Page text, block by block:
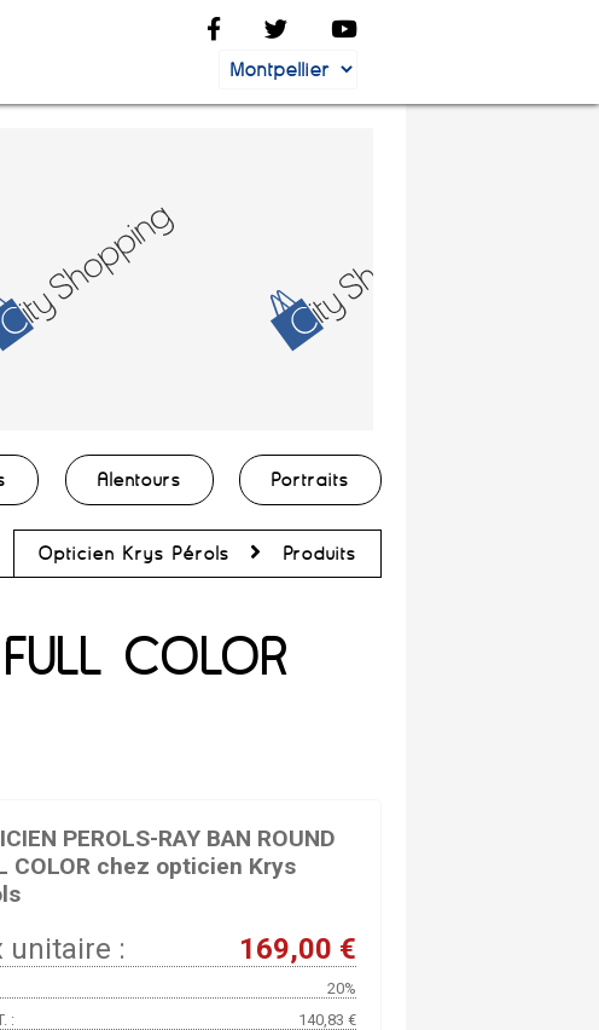
Alentours Portraits
Opticien Krys Pérols Produits
COLOR
PEROLS-RAY BAN ROUND
COLOR chez opticien Krys
unitaire : 169,00 €
20%
:
140,83 €